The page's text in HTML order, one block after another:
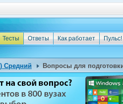
Пульс!
Как работает
Ответы
Тесты
Средний Вопросы для